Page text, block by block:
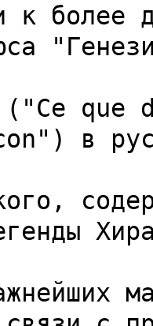
к более
("Ce
в